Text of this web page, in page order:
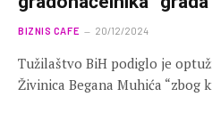
BIZNIS CAFE 20/12/2024
Tužilaštvo BiH podiglo je
Živinica Begana Muhića